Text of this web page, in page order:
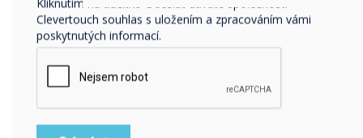
Přednášková divadla se
studentů. Jak může
učebních prostorech?
V přednáškových sálech
velkých prostor. Je
dodávaný za účelem
Clevertouch souhlas s uložením a zpracováním vámi
poskytnutých informací.